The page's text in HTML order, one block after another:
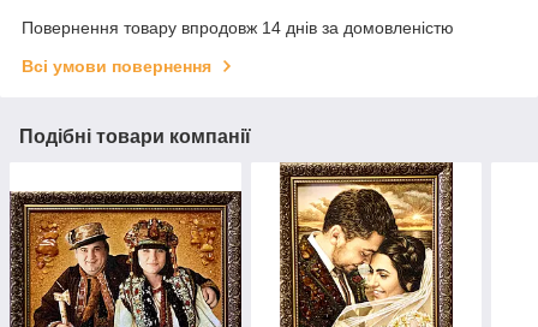
Повернення товару впродовж 14 днів за домовленістю
Всі умови повернення
Подібні товари компанії